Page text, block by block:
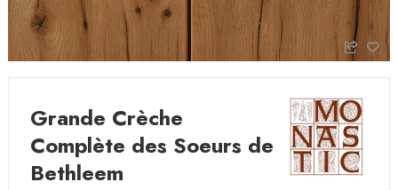
Grande Crèche
Complète des Soeurs de
Bethleem